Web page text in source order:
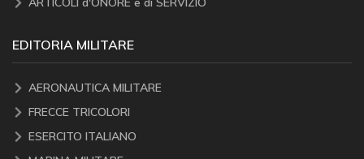
EDITORIA MILITARE
AERONAUTICA MILITARE
FRECCE TRICOLORI
ESERCITO ITALIANO